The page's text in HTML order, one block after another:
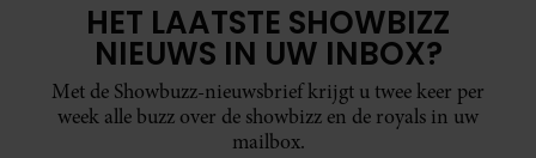
HET LAATSTE SHOWBIZZ
NIEUWS IN UW INBOX?
Met de Showbuzz-nieuwsbrief krijgt u twee keer per
week alle buzz over de showbizz en de royals in uw
mailbox.